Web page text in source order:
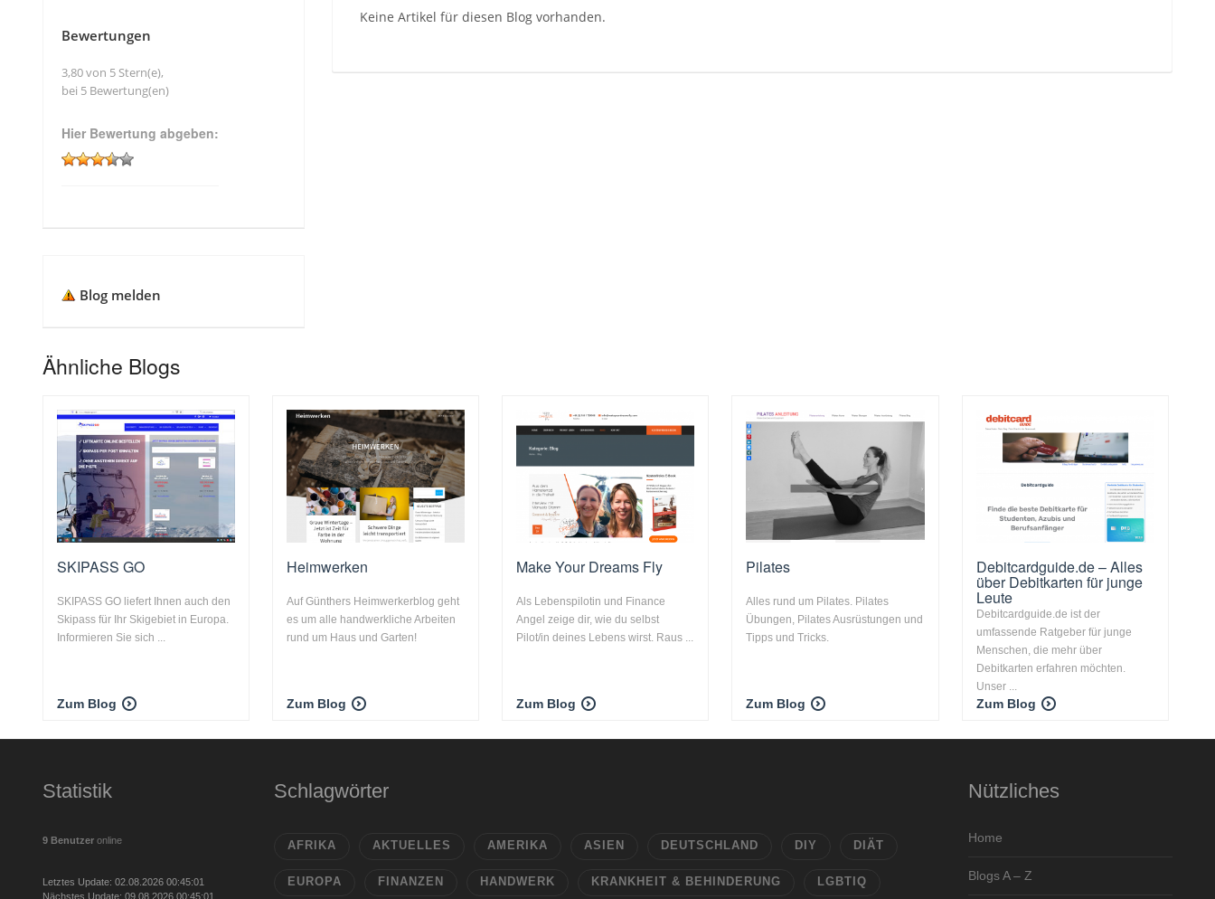
Keine Artikel für diesen Blog vorhanden.
Bewertungen
3,80 von 5 Stern(e),
bei 5 Bewertung(en)
Hier Bewertung abgeben:
Blog melden
Ähnliche Blogs
SKIPASS GO
SKIPASS GO liefert Ihnen auch den
Skipass für Ihr Skigebiet in Europa.
Informieren Sie sich ...
Zum Blog
Heimwerken
Auf Günthers Heimwerkerblog geht
es um alle handwerkliche Arbeiten
rund um Haus und Garten!
Zum Blog
Make Your Dreams Fly
Als Lebenspilotin und Finance
Angel zeige dir, wie du selbst
Pilot/in deines Lebens wirst. Raus ...
Zum Blog
Pilates
Alles rund um Pilates. Pilates
Übungen, Pilates Ausrüstungen und
Tipps und Tricks.
Zum Blog
Debitcardguide.de – Alles
über Debitkarten für junge
Leute
Debitcardguide.de ist der
umfassende Ratgeber für junge
Menschen, die mehr über
Debitkarten erfahren möchten.
Unser ...
Zum Blog
Statistik
9 Benutzer online
Letztes Update: 02.08.2026 00:45:01
Nächstes Update: 09.08.2026 00:45:01
Schlagwörter
AFRIKA AKTUELLES AMERIKA ASIEN DEUTSCHLAND DIY DIÄT
EUROPA FINANZEN HANDWERK KRANKHEIT & BEHINDERUNG LGBTIQ
Nützliches
Home
Blogs A – Z